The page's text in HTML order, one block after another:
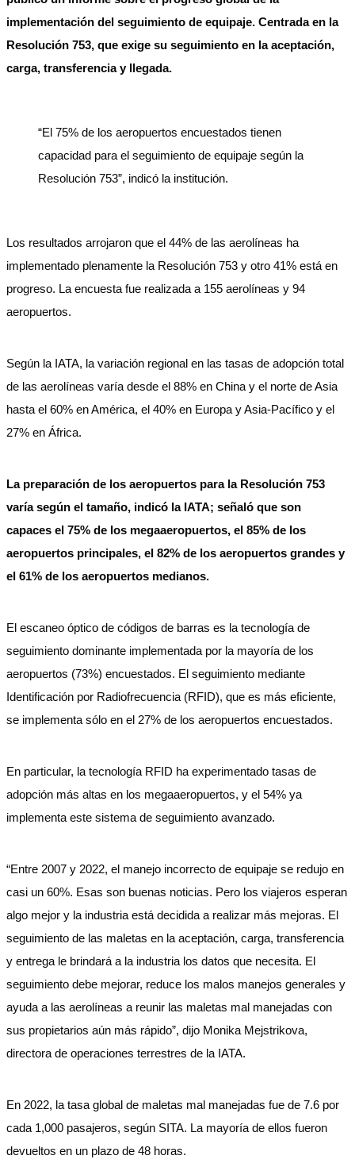
implementación del seguimiento de equipaje. Centrada en la
Resolución 753, que exige su seguimiento en la aceptación,
carga, transferencia y llegada.
“El 75% de los aeropuertos encuestados tienen
capacidad para el seguimiento de equipaje según la
Resolución 753”, indicó la institución.
Los resultados arrojaron que el 44% de las aerolíneas ha
implementado plenamente la Resolución 753 y otro 41% está en
progreso. La encuesta fue realizada a 155 aerolíneas y 94
aeropuertos.
Según la IATA, la variación regional en las tasas de adopción total
de las aerolíneas varía desde el 88% en China y el norte de Asia
hasta el 60% en América, el 40% en Europa y Asia-Pacífico y el
27% en África.
La preparación de los aeropuertos para la Resolución 753
varía según el tamaño, indicó la IATA; señaló que son
capaces el 75% de los megaaeropuertos, el 85% de los
aeropuertos principales, el 82% de los aeropuertos grandes y
el 61% de los aeropuertos medianos.
El escaneo óptico de códigos de barras es la tecnología de
seguimiento dominante implementada por la mayoría de los
aeropuertos (73%) encuestados. El seguimiento mediante
Identificación por Radiofrecuencia (RFID), que es más eficiente,
se implementa sólo en el 27% de los aeropuertos encuestados.
En particular, la tecnología RFID ha experimentado tasas de
adopción más altas en los megaaeropuertos, y el 54% ya
implementa este sistema de seguimiento avanzado.
“Entre 2007 y 2022, el manejo incorrecto de equipaje se redujo en
casi un 60%. Esas son buenas noticias. Pero los viajeros esperan
algo mejor y la industria está decidida a realizar más mejoras. El
seguimiento de las maletas en la aceptación, carga, transferencia
y entrega le brindará a la industria los datos que necesita. El
seguimiento debe mejorar, reduce los malos manejos generales y
ayuda a las aerolíneas a reunir las maletas mal manejadas con
sus propietarios aún más rápido”, dijo Monika Mejstrikova,
directora de operaciones terrestres de la IATA.
En 2022, la tasa global de maletas mal manejadas fue de 7.6 por
cada 1,000 pasajeros, según SITA. La mayoría de ellos fueron
devueltos en un plazo de 48 horas.